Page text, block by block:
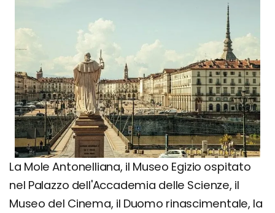
La Mole Antonelliana, il Museo Egizio ospitato
nel Palazzo dell'Accademia delle Scienze, il
Museo del Cinema, il Duomo rinascimentale, la